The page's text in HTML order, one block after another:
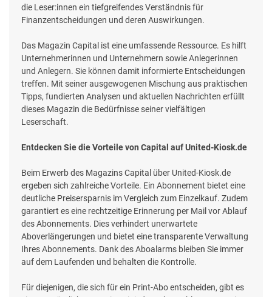
die Leser:innen ein tiefgreifendes Verständnis für
Finanzentscheidungen und deren Auswirkungen.
Das Magazin Capital ist eine umfassende Ressource. Es hilft
Unternehmerinnen und Unternehmern sowie Anlegerinnen
und Anlegern. Sie können damit informierte Entscheidungen
treffen. Mit seiner ausgewogenen Mischung aus praktischen
Tipps, fundierten Analysen und aktuellen Nachrichten erfüllt
dieses Magazin die Bedürfnisse seiner vielfältigen
Leserschaft.
Entdecken Sie die Vorteile von Capital auf United-Kiosk.de
Beim Erwerb des Magazins Capital über United-Kiosk.de
ergeben sich zahlreiche Vorteile. Ein Abonnement bietet eine
deutliche Preisersparnis im Vergleich zum Einzelkauf. Zudem
garantiert es eine rechtzeitige Erinnerung per Mail vor Ablauf
des Abonnements. Dies verhindert unerwartete
Aboverlängerungen und bietet eine transparente Verwaltung
Ihres Abonnements. Dank des Aboalarms bleiben Sie immer
auf dem Laufenden und behalten die Kontrolle.
Für diejenigen, die sich für ein Print-Abo entscheiden, gibt es